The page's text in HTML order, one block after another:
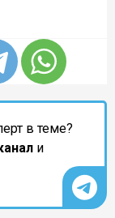
в теме?
и